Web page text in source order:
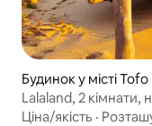
Будинок у місті
Lalaland, 2 кімнати,
Ціна/якість ·